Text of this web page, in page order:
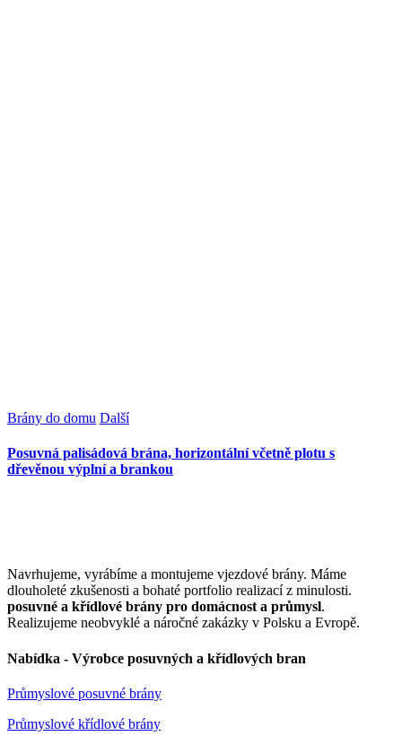
Brány do domu Další
Posuvná palisádová brána, horizontální včetně plotu s
dřevěnou výplní a brankou
Navrhujeme, vyrábíme a montujeme vjezdové brány. Máme
dlouholeté zkušenosti a bohaté portfolio realizací z minulosti.
posuvné a křídlové brány pro domácnost a průmysl.
Realizujeme neobvyklé a náročné zakázky v Polsku a Evropě.
Nabídka - Výrobce posuvných a křídlových bran
Průmyslové posuvné brány
Průmyslové křídlové brány